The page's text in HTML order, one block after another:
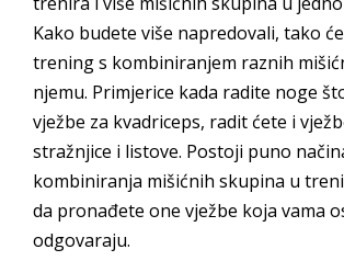
Kako budete više napredovali, tako
trening s kombiniranjem raznih
njemu. Primjerice kada radite noge
vježbe za kvadriceps, radit ćete i
stražnjice i listove. Postoji puno
kombiniranja mišićnih skupina u
da pronađete one vježbe koja vama
odgovaraju.